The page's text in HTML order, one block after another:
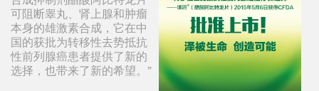
可阻断睾丸、肾上腺和肿瘤
本身的雄激素合成，它在中
国的获批为转移性去势抵抗
性前列腺癌患者提供了新的
选择，也带来了新的希望。”